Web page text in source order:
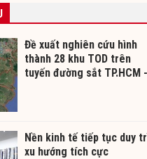
Đề xuất nghiên cứu hình
thành 28 khu TOD trên
tuyến đường sắt TP.HCM -
Nền kinh tế tiếp tục duy
xu hướng tích cực